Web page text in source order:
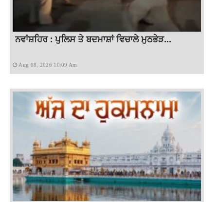
ਨਵਾਂਸ਼ਹਿਰ : ਪੁਲਿਸ ਤੇ ਬਦਮਾਸ਼ਾਂ ਵਿਚਾਲੇ ਮੁਠਭੇੜ...
Aug 08, 2026 10:09 Am